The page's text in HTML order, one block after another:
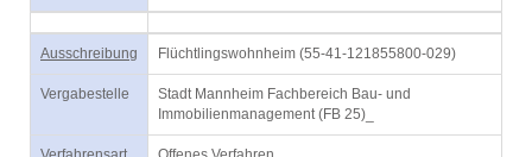
Ausschreibung Flüchtlingswohnheim (55-41-121855800-029)
Vergabestelle
Stadt Mannheim Fachbereich Bau- und
Immobilienmanagement (FB 25)_